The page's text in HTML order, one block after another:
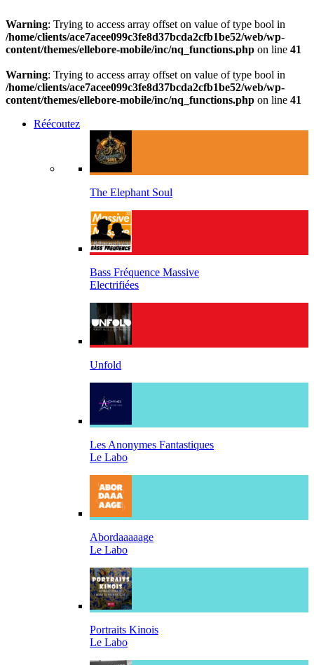
Warning: Trying to access array offset on value of type bool in
/home/clients/ace7acee099c3fe8d37bcda2cfb1be52/web/wp-
content/themes/ellebore-mobile/inc/nq_functions.php on line 41
Warning: Trying to access array offset on value of type bool in
/home/clients/ace7acee099c3fe8d37bcda2cfb1be52/web/wp-
content/themes/ellebore-mobile/inc/nq_functions.php on line 41
Réécoutez
The Elephant Soul
Bass Fréquence Massive
Electrifiées
Unfold
Les Anonymes Fantastiques
Le Labo
Abordaaaaage
Le Labo
Portraits Kinois
Le Labo